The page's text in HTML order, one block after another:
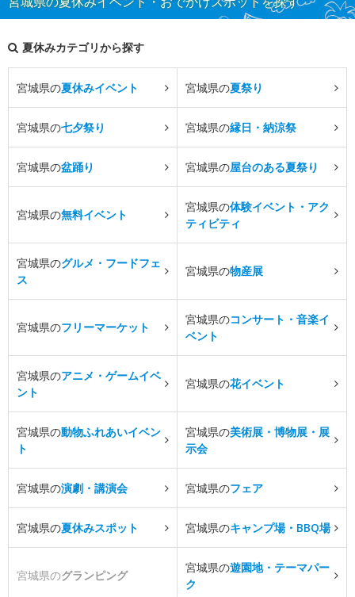
夏休みカテゴリから探す
宮城県の夏休みイベント 宮城県の夏祭り
宮城県の七夕祭り 宮城県の縁日・納涼祭
宮城県の盆踊り 宮城県の屋台のある夏祭り
宮城県の無料イベント
宮城県の体験イベント・アク
ティビティ
宮城県のグルメ・フードフェ
ス
宮城県の物産展
宮城県のフリーマーケット
宮城県のコンサート・音楽イ
ベント
宮城県のアニメ・ゲームイベ
ント
宮城県の花イベント
宮城県の動物ふれあいイベン
ト
宮城県の美術展・博物展・展
示会
宮城県の演劇・講演会 宮城県のフェア
宮城県の夏休みスポット 宮城県のキャンプ場・BBQ場
宮城県のグランピング
宮城県の遊園地・テーマパー
ク